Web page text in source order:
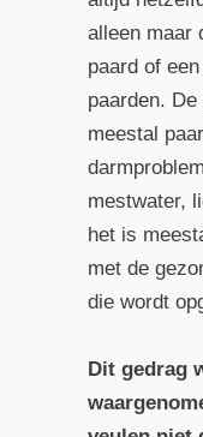
alleen maar
paard of
paarden.
meestal
mestwater,
het is
met de
die wordt
Dit gedrag